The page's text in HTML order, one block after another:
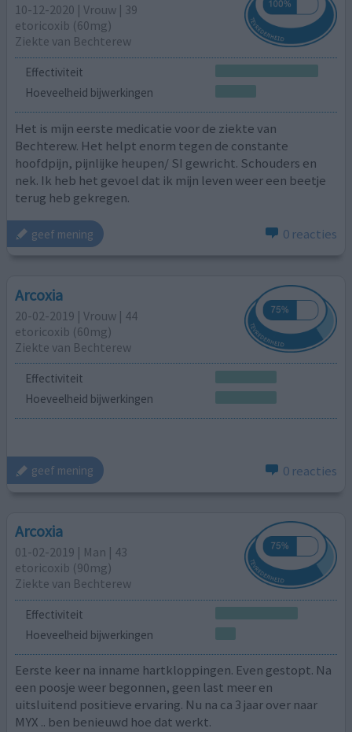
10-12-2020 | Vrouw | 39
etoricoxib (60mg)
Ziekte van Bechterew
Effectiviteit
Hoeveelheid bijwerkingen
Het is mijn eerste medicatie voor de ziekte van
Bechterew. Het helpt enorm tegen de constante
hoofdpijn, pijnlijke heupen/ SI gewricht. Schouders en
nek. Ik heb het gevoel dat ik mijn leven weer een beetje
terug heb gekregen.
geef mening 0 reacties
Arcoxia
20-02-2019 | Vrouw | 44
etoricoxib (60mg)
Ziekte van Bechterew
Effectiviteit
Hoeveelheid bijwerkingen
geef mening 0 reacties
Arcoxia
01-02-2019 | Man | 43
etoricoxib (90mg)
Ziekte van Bechterew
Effectiviteit
Hoeveelheid bijwerkingen
Eerste keer na inname hartkloppingen. Even gestopt. Na
een poosje weer begonnen, geen last meer en
uitsluitend positieve ervaring. Nu na ca 3 jaar over naar
MYX .. ben benieuwd hoe dat werkt.